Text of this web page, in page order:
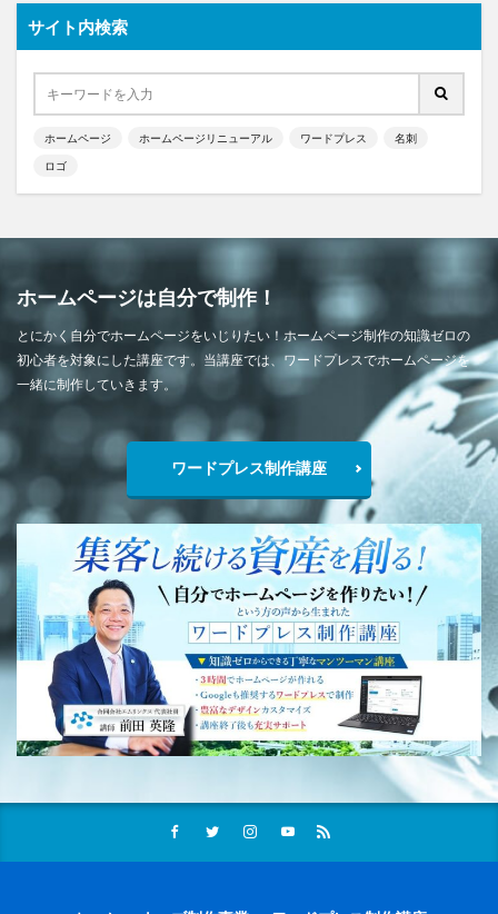
サイト内検索
ホームページ ホームページリニューアル ワードプレス 名刺
ロゴ
ホームページは自分で制作！
とにかく自分でホームページをいじりたい！ホームページ制作の知識ゼロの
初心者を対象にした講座です。当講座では、ワードプレスでホームページを
一緒に制作していきます。
ワードプレス制作講座